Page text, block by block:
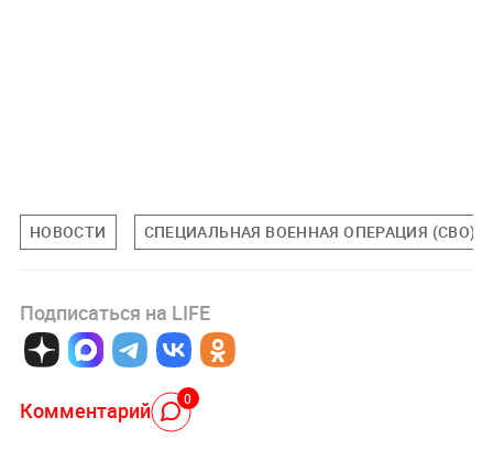
НОВОСТИ СПЕЦИАЛЬНАЯ ВОЕННАЯ ОПЕРАЦИЯ (СВО)
Подписаться на LIFE
Комментарий 0